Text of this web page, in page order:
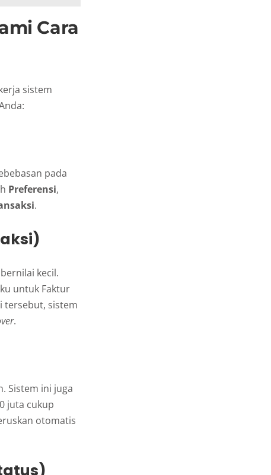
Cara
sistem
pada
Preferensi,
.
kecil.
untuk Faktur
tersebut, sistem
.
Sistem ini juga
juta cukup
otomatis